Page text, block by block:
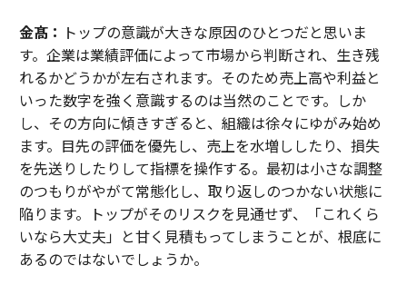
金髙： トップの意識が大きな原因のひとつだと思いま
す。企業は業績評価によって市場から判断され、生き残
れるかどうかが左右されます。そのため売上高や利益と
いった数字を強く意識するのは当然のことです。しか
し、その方向に傾きすぎると、組織は徐々にゆがみ始め
ます。目先の評価を優先し、売上を水増ししたり、損失
を先送りしたりして指標を操作する。最初は小さな調整
のつもりがやがて常態化し、取り返しのつかない状態に
陥ります。トップがそのリスクを見通せず、「これくら
いなら大丈夫」と甘く見積もってしまうことが、根底に
あるのではないでしょうか。